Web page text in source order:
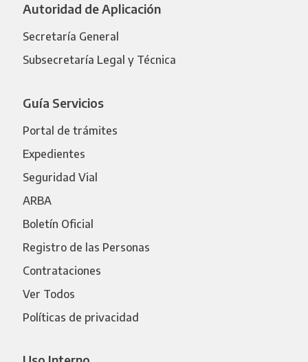
Autoridad de Aplicación
Secretaría General
Subsecretaría Legal y Técnica
Guía Servicios
Portal de trámites
Expedientes
Seguridad Vial
ARBA
Boletín Oficial
Registro de las Personas
Contrataciones
Ver Todos
Políticas de privacidad